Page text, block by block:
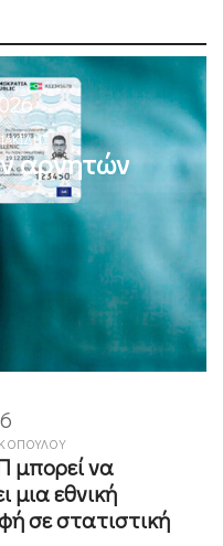
αρνητών
μπορεί να
μια εθνική
σε στατιστική